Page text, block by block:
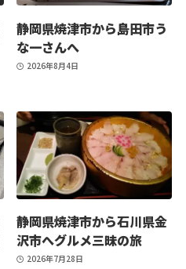
静岡県焼津市から島田市う
な一さんへ
2026年8月4日
静岡県焼津市から石川県金
沢市へグルメ三昧の旅
2026年7月28日